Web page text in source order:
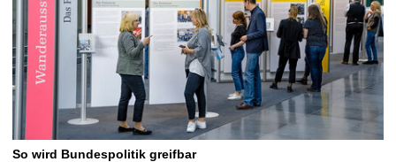
So wird Bundespolitik greifbar